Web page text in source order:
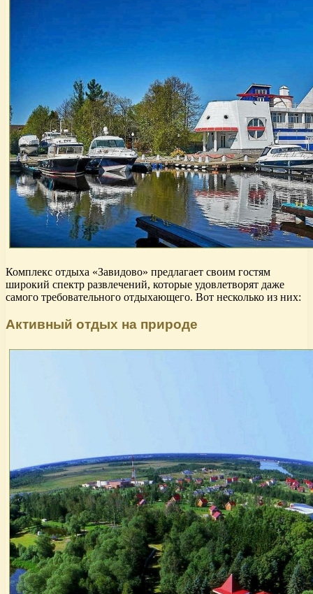
Комплекс отдыха «Завидово» предлагает своим гостям
широкий спектр развлечений, которые удовлетворят даже
самого требовательного отдыхающего. Вот несколько из них:
Активный отдых на природе